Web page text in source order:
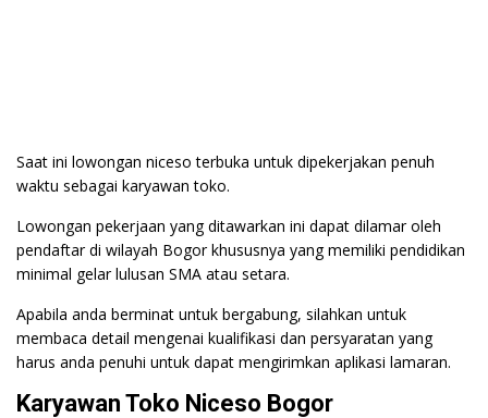
Saat ini lowongan niceso terbuka untuk dipekerjakan penuh
waktu sebagai karyawan toko.
Lowongan pekerjaan yang ditawarkan ini dapat dilamar oleh
pendaftar di wilayah Bogor khususnya yang memiliki pendidikan
minimal gelar lulusan SMA atau setara.
Apabila anda berminat untuk bergabung, silahkan untuk
membaca detail mengenai kualifikasi dan persyaratan yang
harus anda penuhi untuk dapat mengirimkan aplikasi lamaran.
Karyawan Toko Niceso Bogor